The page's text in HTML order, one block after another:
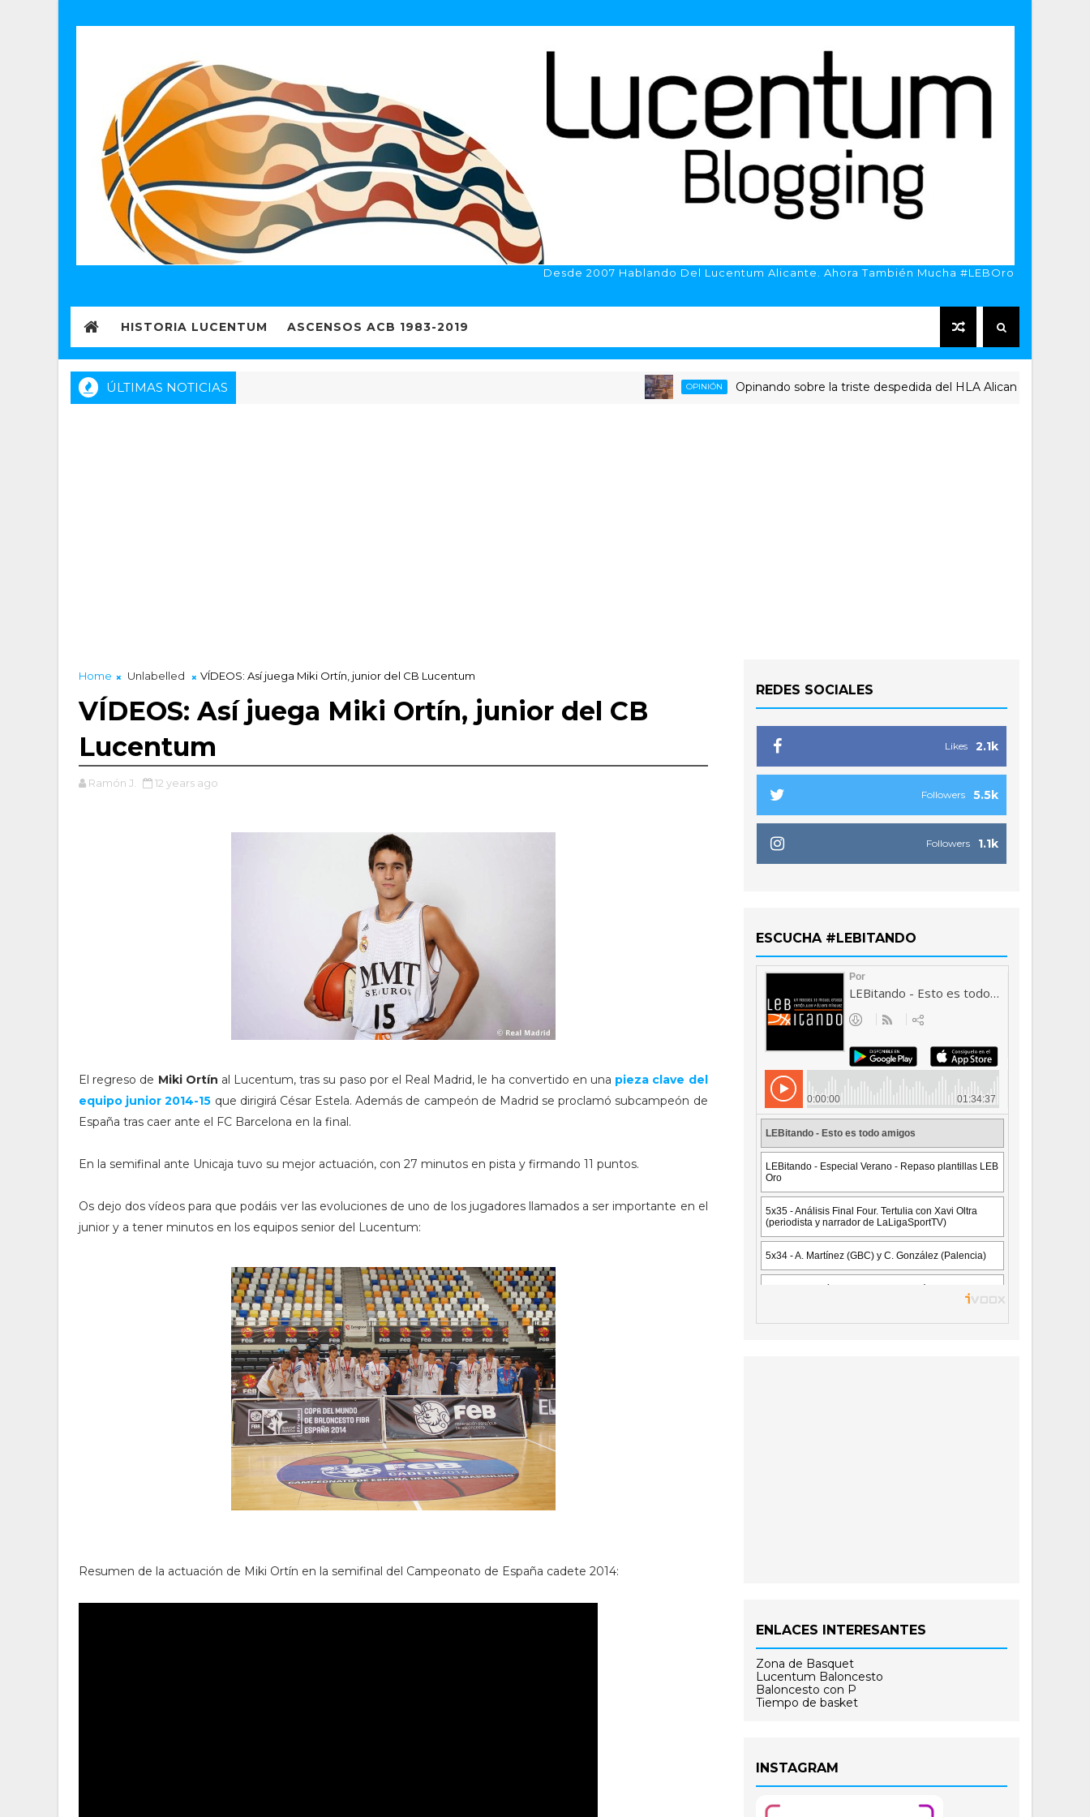
Desde 2007 Hablando Del Lucentum Alicante. Ahora También Mucha #LEBOro
HISTORIA LUCENTUM ASCENSOS ACB 1983-2019
ÚLTIMAS NOTICIAS OPINIÓN Opinando sobre la triste despedida del HLA Alicante a Rubén Perelló
Home Unlabelled VÍDEOS: Así juega Miki Ortín, junior del CB Lucentum
VÍDEOS: Así juega Miki Ortín, junior del CB
Lucentum
Ramón J. 12 years ago
El regreso de Miki Ortín al Lucentum, tras su paso por el Real Madrid, le ha convertido en una pieza clave del
equipo junior 2014-15 que dirigirá César Estela. Además de campeón de Madrid se proclamó subcampeón de
España tras caer ante el FC Barcelona en la final.
En la semifinal ante Unicaja tuvo su mejor actuación, con 27 minutos en pista y firmando 11 puntos.
Os dejo dos vídeos para que podáis ver las evoluciones de uno de los jugadores llamados a ser importante en el
junior y a tener minutos en los equipos senior del Lucentum:
Resumen de la actuación de Miki Ortín en la semifinal del Campeonato de España cadete 2014:
REDES SOCIALES
2.1k
Likes
5.5k
Followers
1.1k
Followers
ESCUCHA #LEBITANDO
ENLACES INTERESANTES
Zona de Basquet
Lucentum Baloncesto
Baloncesto con P
Tiempo de basket
INSTAGRAM